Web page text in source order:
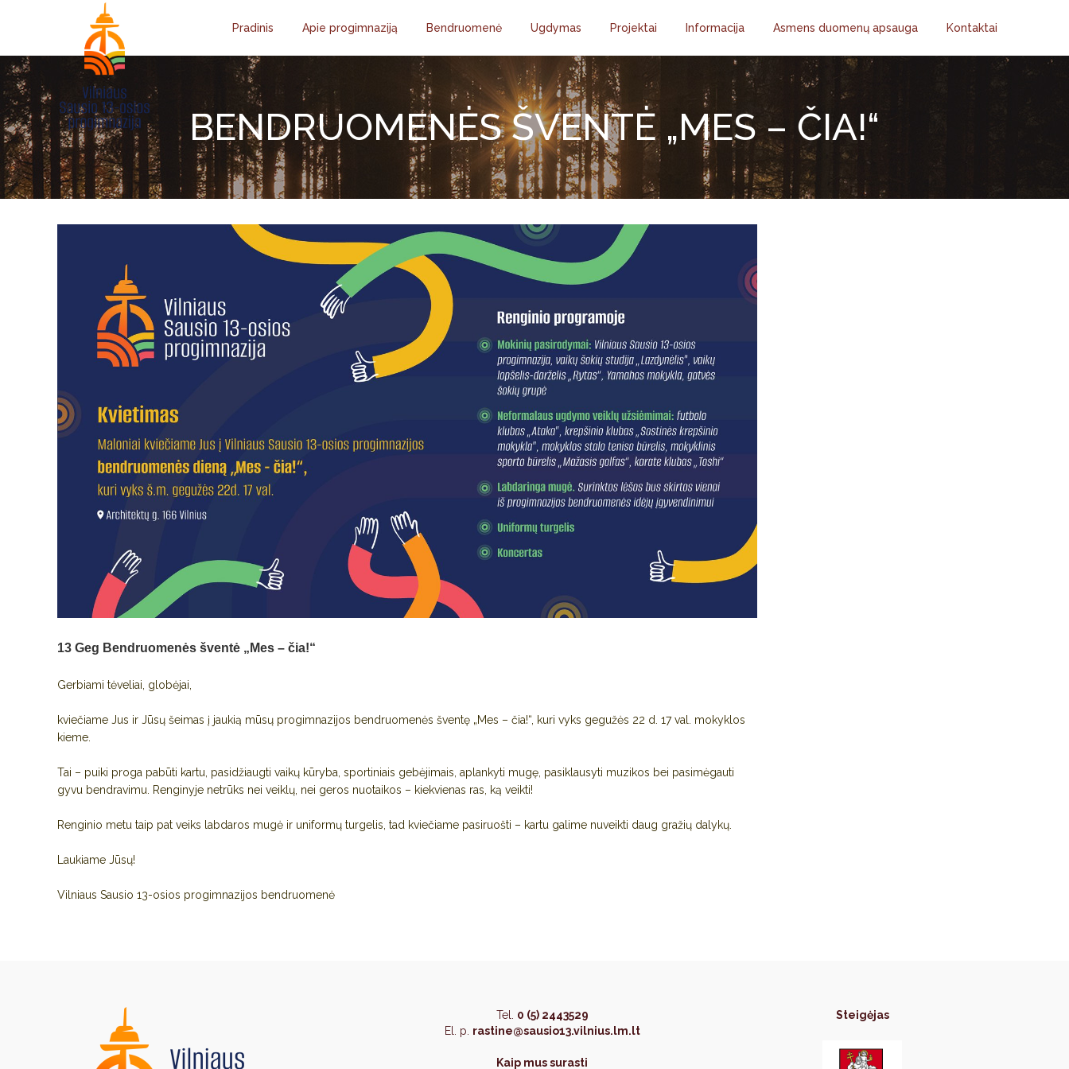
Pradinis Apie progimnaziją Bendruomenė Ugdymas Projektai Informacija Asmens duomenų apsauga Kontaktai
BENDRUOMENĖS ŠVENTĖ „MES – ČIA!“
13 Geg Bendruomenės šventė „Mes – čia!“
Gerbiami tėveliai, globėjai,
kviečiame Jus ir Jūsų šeimas į jaukią mūsų progimnazijos bendruomenės šventę „Mes – čia!“, kuri vyks gegužės 22 d. 17 val. mokyklos
kieme.
Tai – puiki proga pabūti kartu, pasidžiaugti vaikų kūryba, sportiniais gebėjimais, aplankyti mugę, pasiklausyti muzikos bei pasimėgauti
gyvu bendravimu. Renginyje netrūks nei veiklų, nei geros nuotaikos – kiekvienas ras, ką veikti!
Renginio metu taip pat veiks labdaros mugė ir uniformų turgelis, tad kviečiame pasiruošti – kartu galime nuveikti daug gražių dalykų.
Laukiame Jūsų!
Vilniaus Sausio 13-osios progimnazijos bendruomenė
Tel. 0 (5) 2443529
El. p. rastine@sausio13.vilnius.lm.lt
Kaip mus surasti
Steigėjas